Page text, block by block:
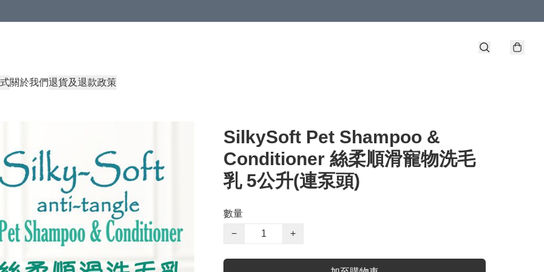
關於我們退貨及退款政策
SilkySoft Pet Shampoo &
Conditioner 絲柔順滑寵物洗毛
乳 5公升(連泵頭)
數量
−
+